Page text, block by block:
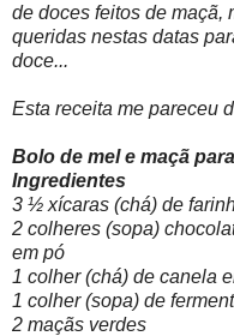
de doces feitos de maçã,
queridas nestas datas
doce...
Esta receita me pareceu
Bolo de mel e maçã
Ingredientes
3 ½ xícaras (chá) de
2 colheres (sopa)
em pó
1 colher (chá) de canela
1 colher (sopa) de
2 maçãs verdes